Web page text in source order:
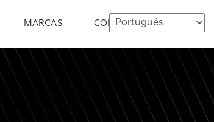
MARCAS CONTATO